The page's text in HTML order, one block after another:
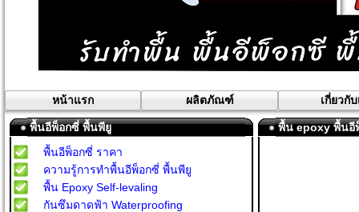
หน้าแรก ผลิตภัณฑ์ เกี่ยวกับ
พื้นอีพ็อกซี่ พื้นพียู
พื้นอีพ็อกซี่ ราคา
ความรู้การทำพื้นอีพ็อกซี่ พื้นพียู
พื้น Epoxy Self-levaling
กันซึมดาดฟ้า Waterproofing
พื้น epoxy พื้นอี